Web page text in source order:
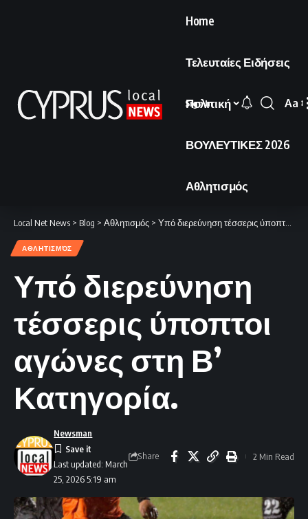
Home
Τελευταίες Ειδήσεις
Πολιτική
ΒΟΥΛΕΥΤΙΚΕΣ 2026
Αθλητισμός
Sign In
Font
Aa
Local Net News > Blog > Αθλητισμός > Υπό διερεύνηση τέσσερις ύποπτοι αγώνες στη Β’ Κατηγορία.
ΑΘΛΗΤΙΣΜΌΣ
Υπό διερεύνηση
τέσσερις ύποπτοι
αγώνες στη Β’
Κατηγορία.
Last updated: March
25, 2026 5:19 am
Newsman
Share 2 Min Read